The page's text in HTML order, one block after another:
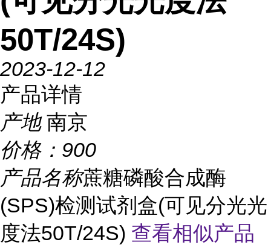
50T/24S)
2023-12-12
产品详情
产地 南京
价格： 900
产品名称蔗糖磷酸合成酶
(SPS)检测试剂盒(可见分光光
度法50T/24S) 查看相似产品